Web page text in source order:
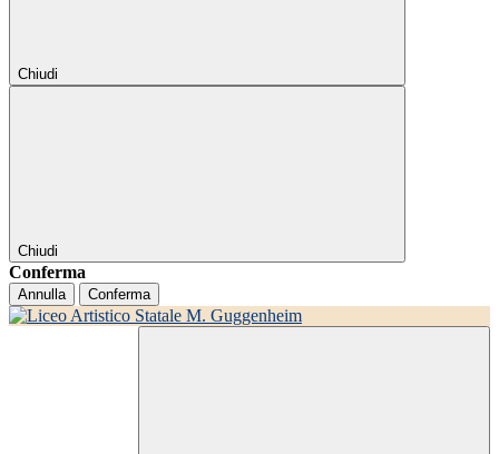
Chiudi
Chiudi
Conferma
Annulla Conferma